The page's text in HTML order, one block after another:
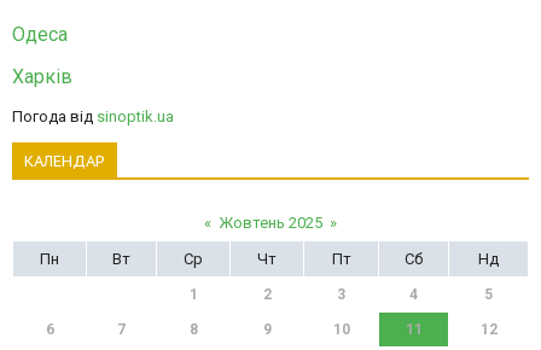
Одеса
Харків
Погода від sinoptik.ua
КАЛЕНДАР
« Жовтень 2025 »
Пн
Вт Ср Чт Пт Сб Нд
1 2 3 4 5
6 7 8 9 10 11 12